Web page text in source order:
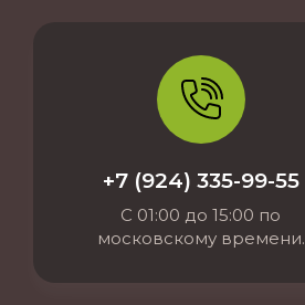
+7 (924) 335-99-55
С 01:00 до 15:00 по
московскому времени.